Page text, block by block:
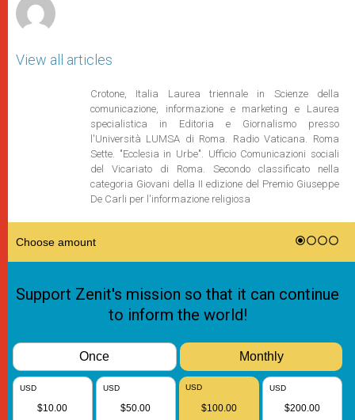
View all articles
Crotone, Italia Laurea triennale in Scienze della
comunicazione, informazione e marketing e Laurea
specialistica in Editoria e Giornalismo presso
l'Università LUMSA di Roma. Radio Vaticana. Roma
Sette. "Ecclesia in Urbe". Ufficio Comunicazioni sociali
del Vicariato di Roma. Secondo classificato nella
categoria Giovani della II edizione del Premio Giuseppe
De Carli per l'informazione religiosa